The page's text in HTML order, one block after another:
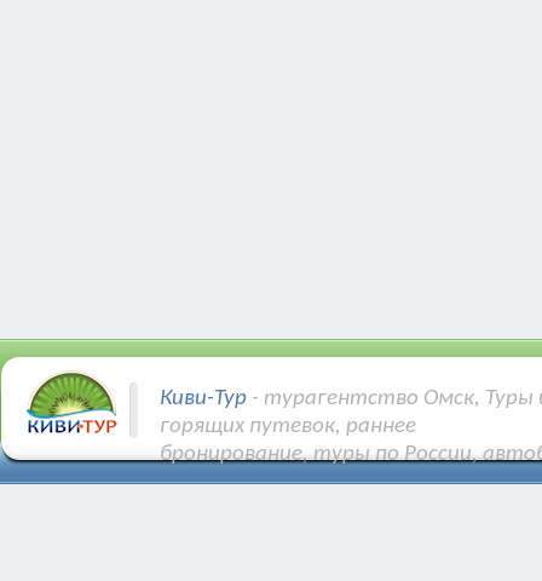
Киви-Тур - турагентство Омск, Туры
горящих путевок, раннее
бронирование, туры по России,
Купить Авиа и ЖД билеты.